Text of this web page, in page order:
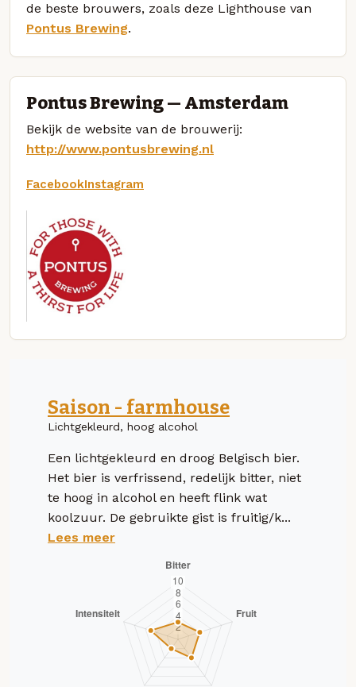
de beste brouwers, zoals deze Lighthouse van
Pontus Brewing.
Pontus Brewing — Amsterdam
Bekijk de website van de brouwerij:
http://www.pontusbrewing.nl
FacebookInstagram
Saison - farmhouse
Lichtgekleurd, hoog alcohol
Een lichtgekleurd en droog Belgisch bier.
Het bier is verfrissend, redelijk bitter, niet
te hoog in alcohol en heeft flink wat
koolzuur. De gebruikte gist is fruitig/k...
Lees meer